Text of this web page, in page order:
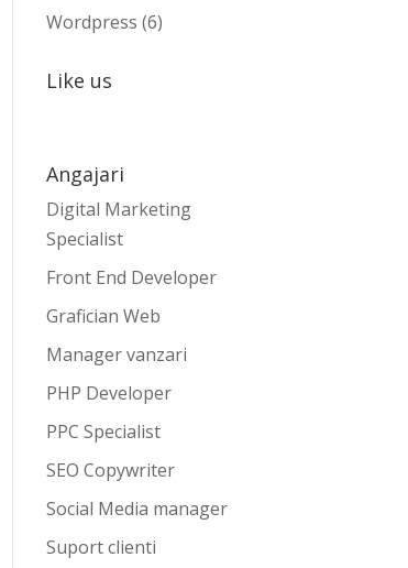
Wordpress (6)
Like us
Angajari
Digital Marketing
Specialist
Front End Developer
Grafician Web
Manager vanzari
PHP Developer
PPC Specialist
SEO Copywriter
Social Media manager
Suport clienti